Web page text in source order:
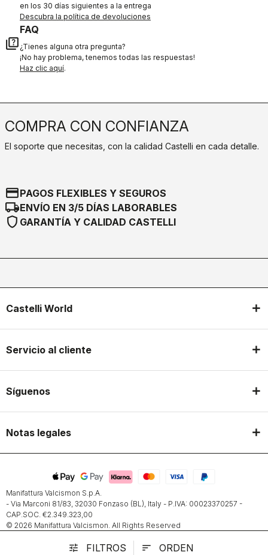
tune FILTROS sort ORDEN
en los 30 días siguientes a la entrega
Descubra la política de devoluciones
quiz
FAQ
¿Tienes alguna otra pregunta?
¡No hay problema, tenemos todas las respuestas!
Haz clic aquí.
COMPRA CON CONFIANZA
El soporte que necesitas, con la calidad Castelli en cada detalle.
credit_cardPAGOS FLEXIBLES Y SEGUROS
local_shippingENVÍO EN 3/5 DÍAS LABORABLES
shield GARANTÍA Y CALIDAD CASTELLI
Castelli World
Servicio al cliente
Síguenos
Notas legales
Manifattura Valcismon S.p.A.
- Via Marconi 81/83, 32030 Fonzaso (BL), Italy - P.IVA: 00023370257 -
CAP.SOC. €2.349.323,00
© 2026 Manifattura Valcismon. All Rights Reserved